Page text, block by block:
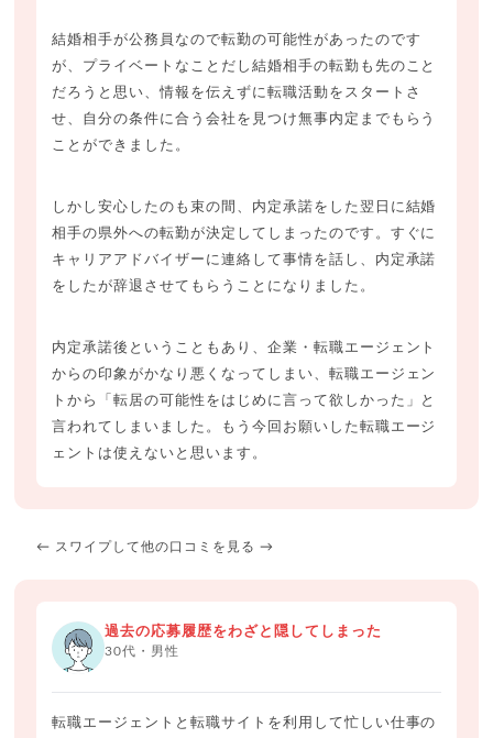
結婚相手が公務員なので転勤の可能性があったのです
が、プライベートなことだし結婚相手の転勤も先のこと
だろうと思い、情報を伝えずに転職活動をスタートさ
せ、自分の条件に合う会社を見つけ無事内定までもらう
ことができました。
しかし安心したのも束の間、内定承諾をした翌日に結婚
相手の県外への転勤が決定してしまったのです。すぐに
キャリアアドバイザーに連絡して事情を話し、内定承諾
をしたが辞退させてもらうことになりました。
内定承諾後ということもあり、企業・転職エージェント
からの印象がかなり悪くなってしまい、転職エージェン
トから「転居の可能性をはじめに言って欲しかった」と
言われてしまいました。もう今回お願いした転職エージ
ェントは使えないと思います。
← スワイプして他の口コミを見る →
過去の応募履歴をわざと隠してしまった
30代・男性
転職エージェントと転職サイトを利用して忙しい仕事の